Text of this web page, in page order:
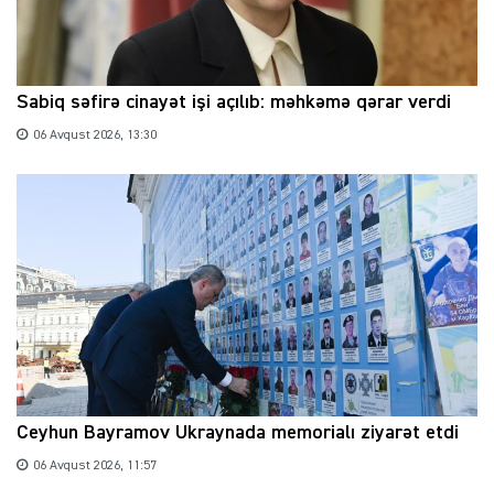
Sabiq səfirə cinayət işi açılıb: məhkəmə qərar verdi
06 Avqust 2026, 13:30
Ceyhun Bayramov Ukraynada memorialı ziyarət etdi
06 Avqust 2026, 11:57